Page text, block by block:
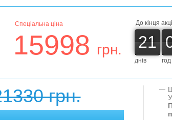
Спеціальна ціна
15998 грн.
До кінця
21
21
00
днiв год
грн. —